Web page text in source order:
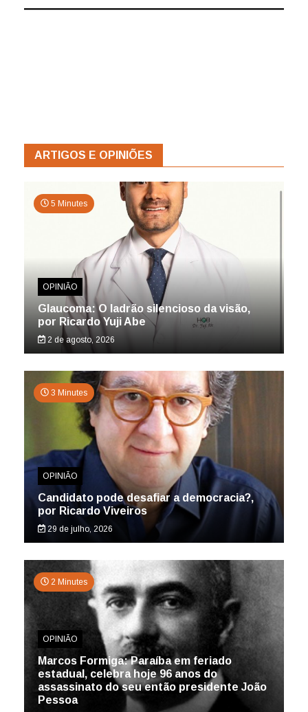
ARTIGOS E OPINIÕES
5 Minutes
OPINIÃO
Glaucoma: O ladrão silencioso da visão,
por Ricardo Yuji Abe
2 de agosto, 2026
3 Minutes
OPINIÃO
Candidato pode desafiar a democracia?,
por Ricardo Viveiros
29 de julho, 2026
2 Minutes
OPINIÃO
Marcos Formiga: Paraíba em feriado
estadual, celebra hoje 96 anos do
assassinato do seu então presidente João
Pessoa